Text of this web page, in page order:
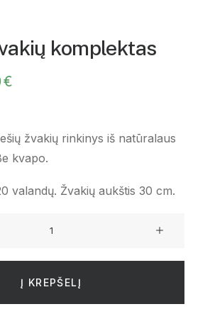
komplektas
€
15,00 €.
žvakių rinkinys iš natūralaus
kvapo.
valandų. Žvakių aukštis 30 cm.
Į KREPŠELĮ